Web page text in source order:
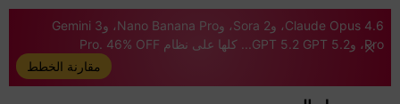
Claude Opus 4.6، وSora 2، وNano Banana Pro، وGemini 3
Pro، وGPT 5.2 GPT 5.2... كلها على نظام Pro. 46% OFF
مقارنة الخطط